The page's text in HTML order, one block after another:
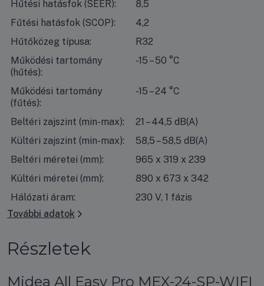
Hűtési hatásfok (SEER):
8,5
Fűtési hatásfok (SCOP):
4,2
Hűtőközeg típusa:
R32
Működési tartomány
(hűtés):
-15 – 50 °C
Működési tartomány
(fűtés):
-15 – 24 °C
Beltéri zajszint (min-max):
21 – 44,5 dB(A)
Kültéri zajszint (min-max):
58,5 – 58,5 dB(A)
Beltéri méretei (mm):
965 x 319 x 239
Kültéri méretei (mm):
890 x 673 x 342
Hálózati áram:
230 V, 1 fázis
További adatok
Részletek
Midea All Easy Pro MEX-24-SP-WIFI